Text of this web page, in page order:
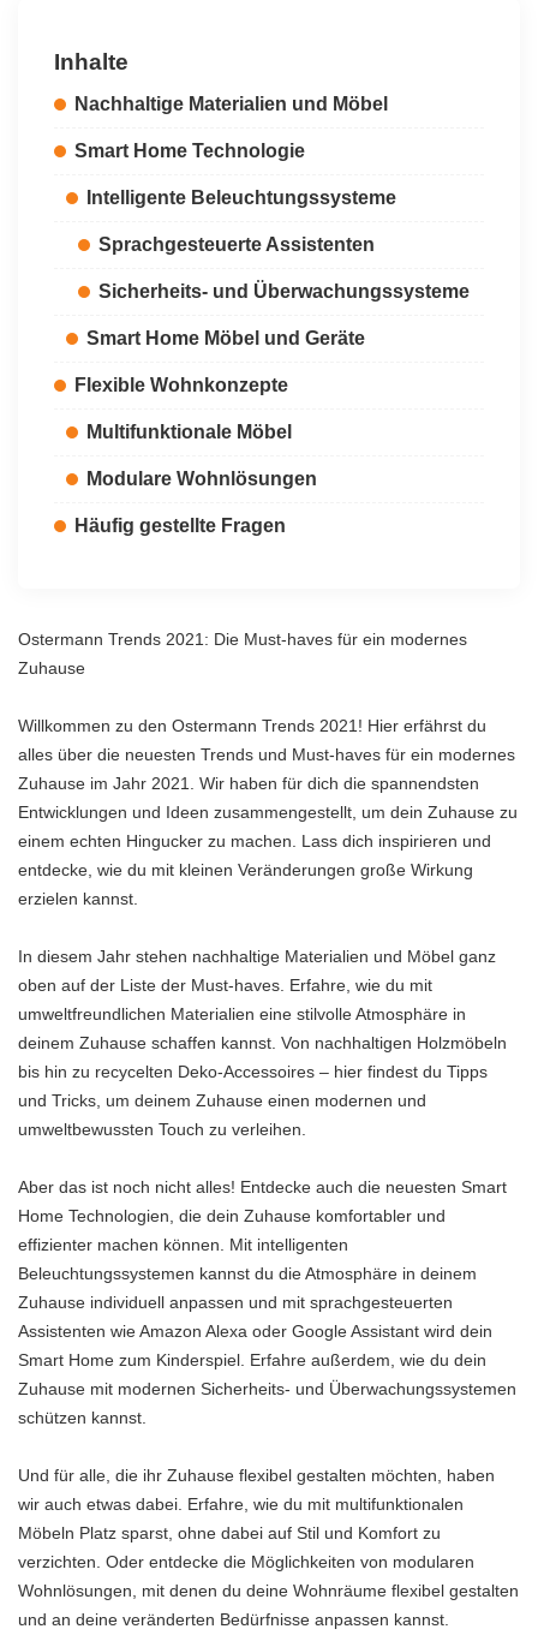
Inhalte
Nachhaltige Materialien und Möbel
Smart Home Technologie
Intelligente Beleuchtungssysteme
Sprachgesteuerte Assistenten
Sicherheits- und Überwachungssysteme
Smart Home Möbel und Geräte
Flexible Wohnkonzepte
Multifunktionale Möbel
Modulare Wohnlösungen
Häufig gestellte Fragen
Ostermann Trends 2021: Die Must-haves für ein modernes
Zuhause
Willkommen zu den Ostermann Trends 2021! Hier erfährst du
alles über die neuesten Trends und Must-haves für ein modernes
Zuhause im Jahr 2021. Wir haben für dich die spannendsten
Entwicklungen und Ideen zusammengestellt, um dein Zuhause zu
einem echten Hingucker zu machen. Lass dich inspirieren und
entdecke, wie du mit kleinen Veränderungen große Wirkung
erzielen kannst.
In diesem Jahr stehen nachhaltige Materialien und Möbel ganz
oben auf der Liste der Must-haves. Erfahre, wie du mit
umweltfreundlichen Materialien eine stilvolle Atmosphäre in
deinem Zuhause schaffen kannst. Von nachhaltigen Holzmöbeln
bis hin zu recycelten Deko-Accessoires – hier findest du Tipps
und Tricks, um deinem Zuhause einen modernen und
umweltbewussten Touch zu verleihen.
Aber das ist noch nicht alles! Entdecke auch die neuesten Smart
Home Technologien, die dein Zuhause komfortabler und
effizienter machen können. Mit intelligenten
Beleuchtungssystemen kannst du die Atmosphäre in deinem
Zuhause individuell anpassen und mit sprachgesteuerten
Assistenten wie Amazon Alexa oder Google Assistant wird dein
Smart Home zum Kinderspiel. Erfahre außerdem, wie du dein
Zuhause mit modernen Sicherheits- und Überwachungssystemen
schützen kannst.
Und für alle, die ihr Zuhause flexibel gestalten möchten, haben
wir auch etwas dabei. Erfahre, wie du mit multifunktionalen
Möbeln Platz sparst, ohne dabei auf Stil und Komfort zu
verzichten. Oder entdecke die Möglichkeiten von modularen
Wohnlösungen, mit denen du deine Wohnräume flexibel gestalten
und an deine veränderten Bedürfnisse anpassen kannst.